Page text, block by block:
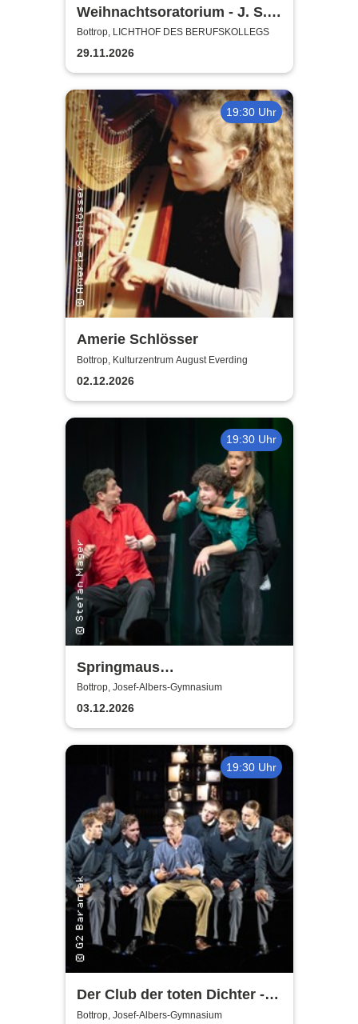
Weihnachtsoratorium - J. S.
Bach | Projektchor, Folkwang
Kammerorchester
Bottrop, LICHTHOF DES BERUFSKOLLEGS
29.11.2026
19:30 Uhr
Amerie Schlösser
Bottrop, Kulturzentrum August Everding
02.12.2026
19:30 Uhr
Springmaus
Improvisationstheater - Merry
Christmaus
Bottrop, Josef-Albers-Gymnasium
03.12.2026
19:30 Uhr
Der Club der toten Dichter -
Hamburger Kammerspiele
Bottrop, Josef-Albers-Gymnasium